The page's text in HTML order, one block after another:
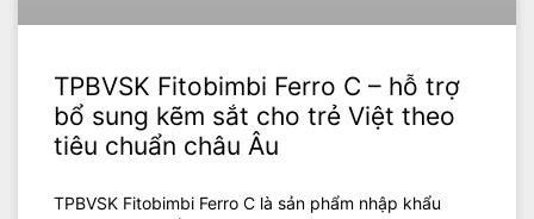
TPBVSK Fitobimbi Ferro C – hỗ trợ
bổ sung kẽm sắt cho trẻ Việt theo
tiêu chuẩn châu Âu
TPBVSK Fitobimbi Ferro C là sản phẩm nhập khẩu